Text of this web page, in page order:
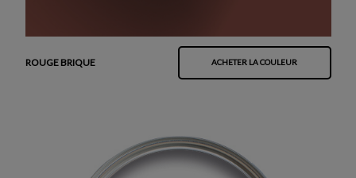
ROUGE BRIQUE ACHETER LA COULEUR